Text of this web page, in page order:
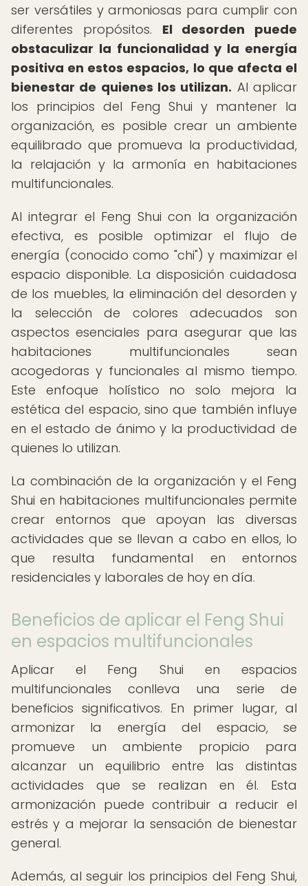
ser versátiles y armoniosas para cumplir con
diferentes propósitos. El desorden puede
obstaculizar la funcionalidad y la energía
positiva en estos espacios, lo que afecta el
bienestar de quienes los utilizan. Al aplicar
los principios del Feng Shui y mantener la
organización, es posible crear un ambiente
equilibrado que promueva la productividad,
la relajación y la armonía en habitaciones
multifuncionales.
Al integrar el Feng Shui con la organización
efectiva, es posible optimizar el flujo de
energía (conocido como "chi") y maximizar el
espacio disponible. La disposición cuidadosa
de los muebles, la eliminación del desorden y
la selección de colores adecuados son
aspectos esenciales para asegurar que las
habitaciones multifuncionales sean
acogedoras y funcionales al mismo tiempo.
Este enfoque holístico no solo mejora la
estética del espacio, sino que también influye
en el estado de ánimo y la productividad de
quienes lo utilizan.
La combinación de la organización y el Feng
Shui en habitaciones multifuncionales permite
crear entornos que apoyan las diversas
actividades que se llevan a cabo en ellos, lo
que resulta fundamental en entornos
residenciales y laborales de hoy en día.
Beneficios de aplicar el Feng Shui
en espacios multifuncionales
Aplicar el Feng Shui en espacios
multifuncionales conlleva una serie de
beneficios significativos. En primer lugar, al
armonizar la energía del espacio, se
promueve un ambiente propicio para
alcanzar un equilibrio entre las distintas
actividades que se realizan en él. Esta
armonización puede contribuir a reducir el
estrés y a mejorar la sensación de bienestar
general.
Además, al seguir los principios del Feng Shui,